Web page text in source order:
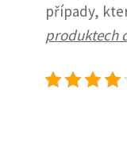
případy,
produktech